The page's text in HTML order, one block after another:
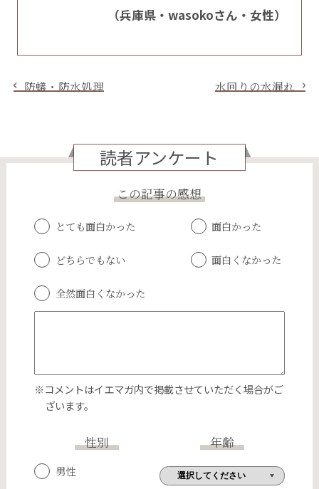
（兵庫県・wasokoさん・女性）
防蟻・防水処理 水回りの水漏れ
読者アンケート
この記事の感想
とても面白かった 面白かった
どちらでもない 面白くなかった
全然面白くなかった
※コメントはイエマガ内で掲載させていただく場合がご
ざいます。
性別
男性
年齢